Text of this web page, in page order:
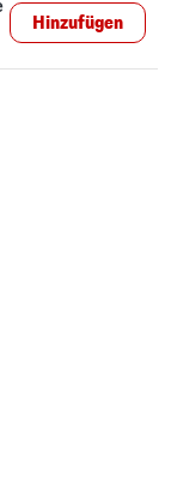
Hinzufügen